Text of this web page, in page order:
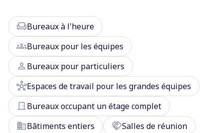
chairBureaux à l'heure
groupsBureaux pour les équipes
personBureaux pour particuliers
hubEspaces de travail pour les grandes équipes
door_frontBureaux occupant un étage complet
domainBâtiments entiers handshakeSalles de réunion